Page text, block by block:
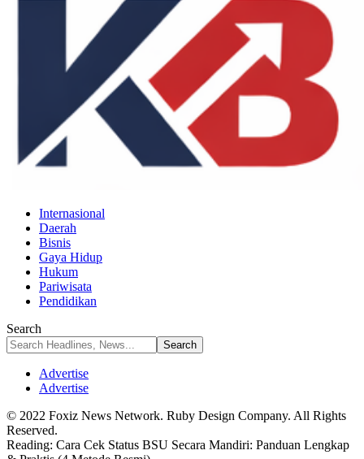
Internasional
Daerah
Bisnis
Gaya Hidup
Hukum
Pariwisata
Pendidikan
Search
Advertise
Advertise
© 2022 Foxiz News Network. Ruby Design Company. All Rights
Reserved.
Reading: Cara Cek Status BSU Secara Mandiri: Panduan Lengkap